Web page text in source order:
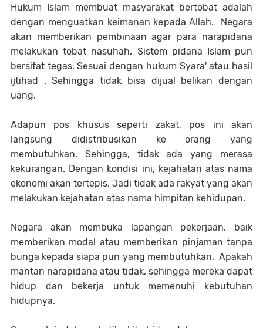
Hukum Islam membuat masyarakat bertobat adalah
dengan menguatkan keimanan kepada Allah. Negara
akan memberikan pembinaan agar para narapidana
melakukan tobat nasuhah. Sistem pidana Islam pun
bersifat tegas. Sesuai dengan hukum Syara' atau hasil
ijtihad . Sehingga tidak bisa dijual belikan dengan
uang.
Adapun pos khusus seperti zakat, pos ini akan
langsung didistribusikan ke orang yang
membutuhkan. Sehingga, tidak ada yang merasa
kekurangan. Dengan kondisi ini, kejahatan atas nama
ekonomi akan tertepis. Jadi tidak ada rakyat yang akan
melakukan kejahatan atas nama himpitan kehidupan.
Negara akan membuka lapangan pekerjaan, baik
memberikan modal atau memberikan pinjaman tanpa
bunga kepada siapa pun yang membutuhkan. Apakah
mantan narapidana atau tidak, sehingga mereka dapat
hidup dan bekerja untuk memenuhi kebutuhan
hidupnya.